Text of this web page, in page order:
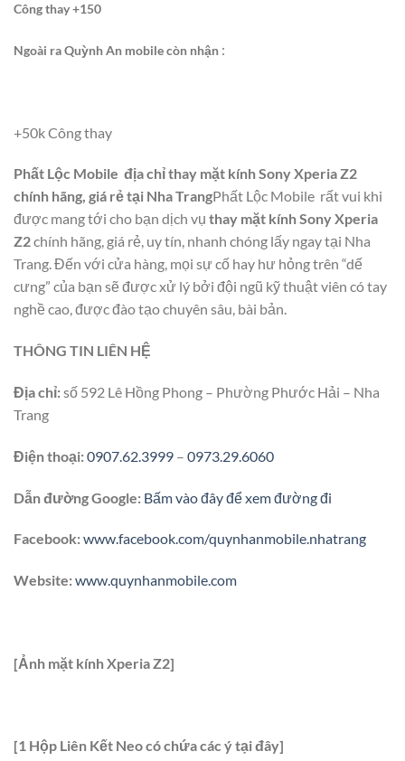
Công thay +150
Ngoài ra Quỳnh An mobile còn nhận :
+50k Công thay
Phất Lộc Mobile địa chỉ thay mặt kính Sony Xperia Z2
chính hãng, giá rẻ tại Nha TrangPhất Lộc Mobile rất vui khi
được mang tới cho bạn dịch vụ thay mặt kính Sony Xperia
Z2chính hãng, giá rẻ, uy tín, nhanh chóng lấy ngay tại Nha
Trang. Đến với cửa hàng, mọi sự cố hay hư hỏng trên “dế
cưng” của bạn sẽ được xử lý bởi đội ngũ kỹ thuật viên có tay
nghề cao, được đào tạo chuyên sâu, bài bản.
THÔNG TIN LIÊN HỆ
Địa chỉ:số 592 Lê Hồng Phong – Phường Phước Hải – Nha
Trang
Điện thoại:0907.62.3999 – 0973.29.6060
Dẫn đường Google: Bấm vào đây để xem đường đi
Facebook:www.facebook.com/quynhanmobile.nhatrang
Website:www.quynhanmobile.com
[Ảnh mặt kính Xperia Z2]
[1 Hộp Liên Kết Neo có chứa các ý tại đây]